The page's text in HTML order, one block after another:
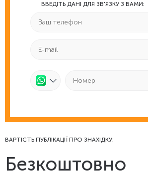
ВВЕДІТЬ ДАНІ ДЛЯ ЗВ'ЯЗКУ З ВАМИ:
ВАРТІСТЬ ПУБЛІКАЦІЇ ПРО ЗНАХІДКУ:
Безкоштовно